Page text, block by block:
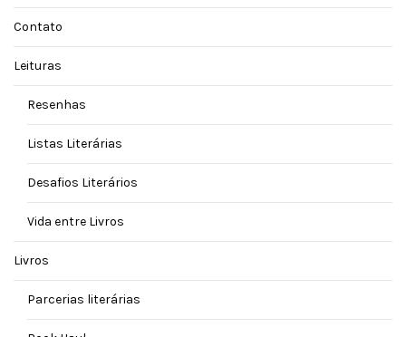
Contato
Leituras
Resenhas
Listas Literárias
Desafios Literários
Vida entre Livros
Livros
Parcerias literárias